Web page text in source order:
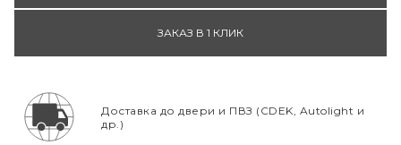
ЗАКАЗ В 1 КЛИК
Доставка до двери и ПВЗ (CDEK, Autolight и
др.)